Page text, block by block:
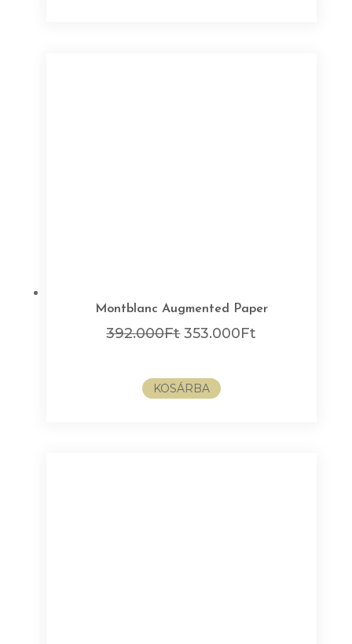
Montblanc Augmented Paper
392.000Ft Original
392.000Ft.
353.000Ft
KOSÁRBA